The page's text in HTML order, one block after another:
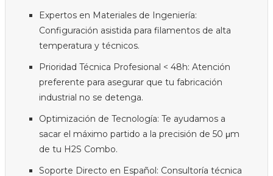
Expertos en Materiales de Ingeniería:
Configuración asistida para filamentos de alta
temperatura y técnicos.
Prioridad Técnica Profesional < 48h: Atención
preferente para asegurar que tu fabricación
industrial no se detenga.
Optimización de Tecnología: Te ayudamos a
sacar el máximo partido a la precisión de 50 μm
de tu H2S Combo.
Soporte Directo en Español: Consultoría técnica